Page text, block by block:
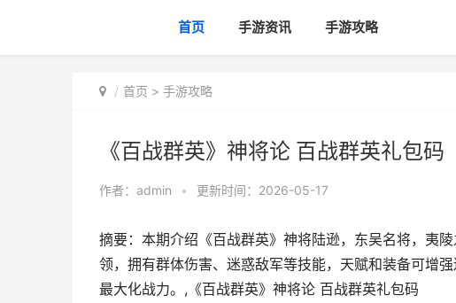
首页 手游资讯 手游攻略
首页 > 手游攻略
《百战群英》神将论 百战群英礼包码
作者： admin • 更新时间：2026-05-17
摘要：本期介绍《百战群英》神将陆逊，东吴名将，夷
领，拥有群体伤害、迷惑敌军等技能，天赋和装备可增
最大化战力。,《百战群英》神将论 百战群英礼包码